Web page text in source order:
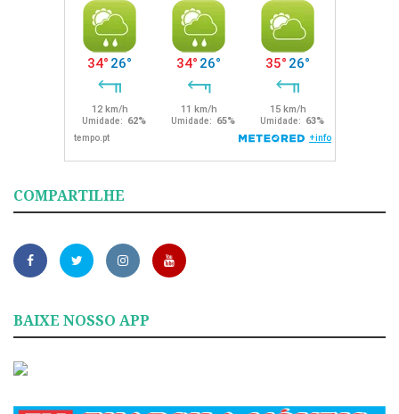
COMPARTILHE
BAIXE NOSSO APP